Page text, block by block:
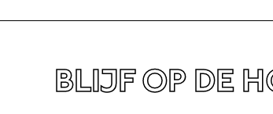
BLIJF OP DE